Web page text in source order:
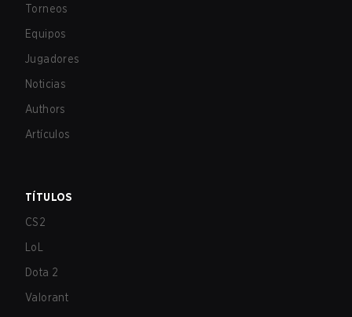
Torneos
Equipos
Jugadores
Noticias
Authors
Artículos
TÍTULOS
CS2
LoL
Dota 2
Valorant